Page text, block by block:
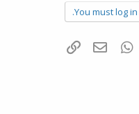
You must log
Tumblr
WhatsAppדואר אלקטרוני